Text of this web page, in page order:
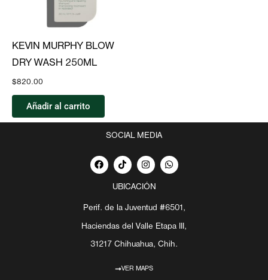
KEVIN MURPHY BLOW
DRY WASH 250ML
$820.00
Añadir al carrito
SOCIAL MEDIA
F
a
c
o
o
k
T
i
k
t
k
I
n
s
t
g
r
a
m
W
h
a
a
p
p
UBICACIÓN
Perif. de la Juventud #6501,
Haciendas del Valle Etapa III,
31217 Chihuahua, Chih.
VER MAPS